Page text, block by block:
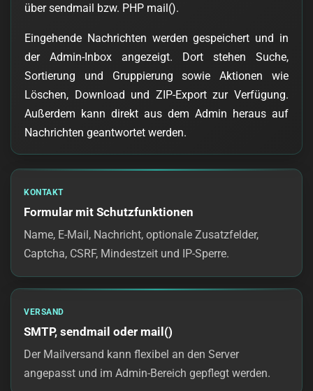
über sendmail bzw. PHP mail().
Eingehende Nachrichten werden gespeichert und in
der Admin-Inbox angezeigt. Dort stehen Suche,
Sortierung und Gruppierung sowie Aktionen wie
Löschen, Download und ZIP-Export zur Verfügung.
Außerdem kann direkt aus dem Admin heraus auf
Nachrichten geantwortet werden.
KONTAKT
Formular mit Schutzfunktionen
Name, E-Mail, Nachricht, optionale Zusatzfelder,
Captcha, CSRF, Mindestzeit und IP-Sperre.
VERSAND
SMTP, sendmail oder mail()
Der Mailversand kann flexibel an den Server
angepasst und im Admin-Bereich gepflegt werden.